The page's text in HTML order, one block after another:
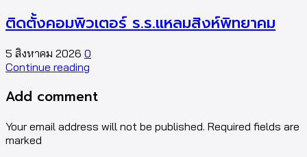
ติดตั้งคอมพิวเตอร์ ร.ร.แหลมสิงห์พิทยาคม
5 สิงหาคม 2026 0
Continue reading
Add comment
Your email address will not be published. Required fields are
marked